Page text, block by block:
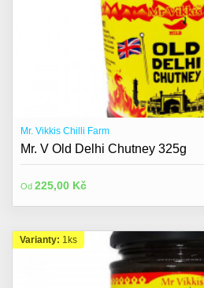
Mr. Vikkis Chilli Farm
Mr. V Old Delhi Chutney 325g
Od 225,00 Kč
Varianty: 1ks